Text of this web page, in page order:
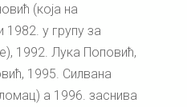
(која на
1982. у групу за
1992. Лука Поповић,
1995. Силвана
а 1996. заснива